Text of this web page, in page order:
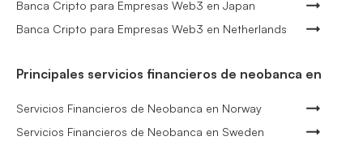
Banca Cripto para Empresas Web3 en Japan
Banca Cripto para Empresas Web3 en Netherlands
Principales servicios financieros de neobanca en
Servicios Financieros de Neobanca en Norway
Servicios Financieros de Neobanca en Sweden